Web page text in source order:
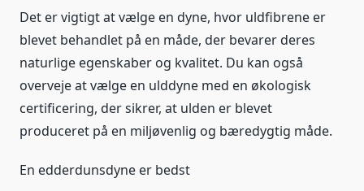
Det er vigtigt at vælge en dyne, hvor uldfibrene er
blevet behandlet på en måde, der bevarer deres
naturlige egenskaber og kvalitet. Du kan også
overveje at vælge en ulddyne med en økologisk
certificering, der sikrer, at ulden er blevet
produceret på en miljøvenlig og bæredygtig måde.
En edderdunsdyne er bedst